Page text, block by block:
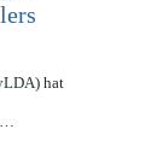
hat